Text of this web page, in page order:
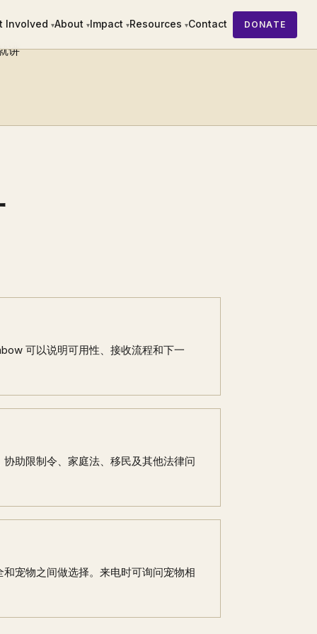
Involved ▾About ▾Impact ▾Resources ▾Contact DONATE
讲
可以说明可用性、接收流程和下一
助限制令、家庭法、移民及其他法律问
宠物之间做选择。来电时可询问宠物相